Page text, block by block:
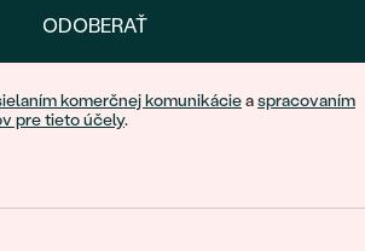
ODOBERAŤ
komerčnej komunikácieaspracovaním
pre tieto účely.